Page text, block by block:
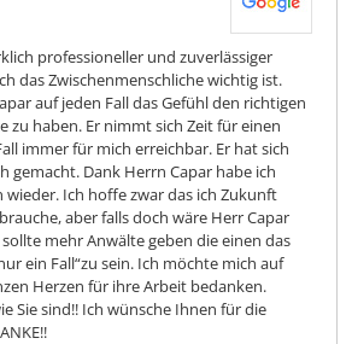
professioneller und zuverlässiger
das Zwischenmenschliche wichtig ist.
auf jeden Fall das Gefühl den richtigen
zu haben. Er nimmt sich Zeit für einen
immer für mich erreichbar. Er hat sich
gemacht. Dank Herrn Capar habe ich
wieder. Ich hoffe zwar das ich Zukunft
aber falls doch wäre Herr Capar
mehr Anwälte geben die einen das
ein Fall“zu sein. Ich möchte mich auf
Herzen für ihre Arbeit bedanken.
Sie sind!! Ich wünsche Ihnen für die